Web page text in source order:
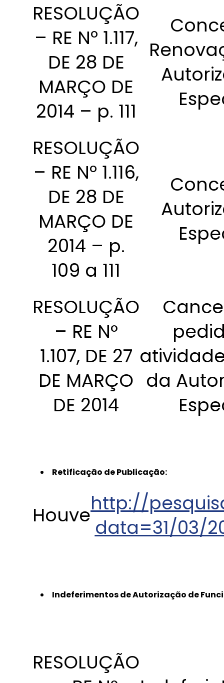
RESOLUÇÃO
– RE Nº 1.117,
DE 28 DE
MARÇO DE
2014 – p. 111
RESOLUÇÃO
– RE Nº 1.116,
DE 28 DE
MARÇO DE
2014 – p.
109 a 111
RESOLUÇÃO
– RE N°
1.107, DE 27
DE MARÇO
DE 2014
da
Retificação de Publicação:
Houvehttp://
data=31/03/
Indeferimentos de Autorização de
RESOLUÇÃO